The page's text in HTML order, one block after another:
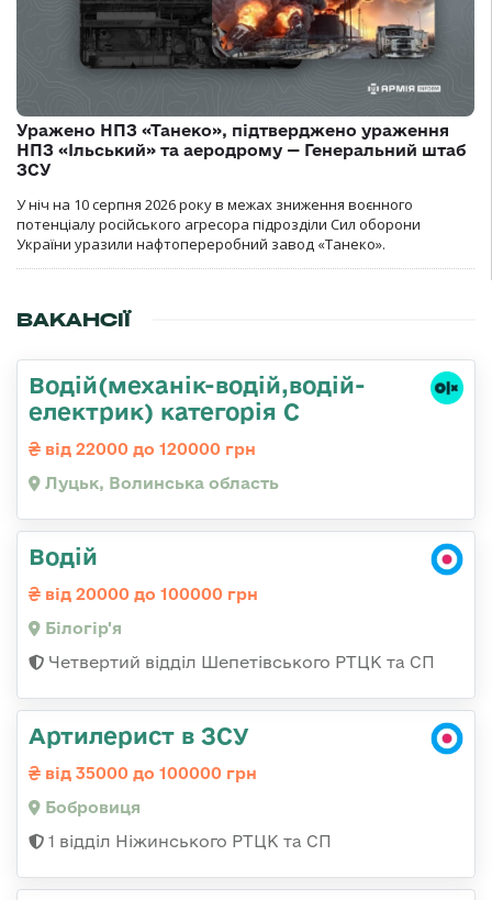
Уражено НПЗ «Танеко», підтверджено ураження
НПЗ «Ільський» та аеродрому — Генеральний штаб
ЗСУ
У ніч на 10 серпня 2026 року в межах зниження воєнного
потенціалу російського агресора підрозділи Сил оборони
України уразили нафтопереробний завод «Танеко».
ВАКАНСІЇ
Водій(механік-водій,водій-
електрик) категорія С
від 22000 до 120000 грн
Луцьк, Волинська область
Водій
від 20000 до 100000 грн
Білогір'я
Четвертий відділ Шепетівського РТЦК та СП
Артилерист в ЗСУ
від 35000 до 100000 грн
Бобровиця
1 відділ Ніжинського РТЦК та СП